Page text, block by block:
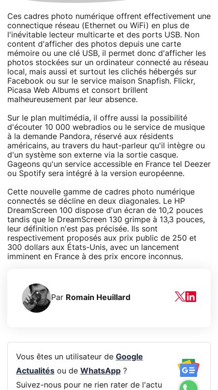
Ces cadres photo numérique offrent effectivement une
connectique réseau (Ethernet ou WiFi) en plus de
l'inévitable lecteur multicarte et des ports USB. Non
content d'afficher des photos depuis une carte
mémoire ou une clé USB, il permet donc d'afficher les
photos stockées sur un ordinateur connecté au réseau
local, mais aussi et surtout les clichés hébergés sur
Facebook ou sur le service maison Snapfish. Flickr,
Picasa Web Albums et consort brillent
malheureusement par leur absence.
Sur le plan multimédia, il offre aussi la possibilité
d'écouter 10 000 webradios ou le service de musique
à la demande Pandora, réservé aux résidents
américains, au travers du haut-parleur qu'il intègre ou
d'un système son externe via la sortie casque.
Gageons qu'un service accessible en France tel Deezer
ou Spotify sera intégré à la version européenne.
Cette nouvelle gamme de cadres photo numérique
connectés se décline en deux diagonales. Le HP
DreamScreen 100 dispose d'un écran de 10,2 pouces
tandis que le DreamScreen 130 grimpe à 13,3 pouces,
leur définition n'est pas précisée. Ils sont
respectivement proposés aux prix public de 250 et
300 dollars aux États-Unis, avec un lancement
imminent en France à des prix encore inconnus.
Par Romain Heuillard
Vous êtes un utilisateur de Google
Actualitésou de WhatsApp?
Suivez-nous pour ne rien rater de l'actu